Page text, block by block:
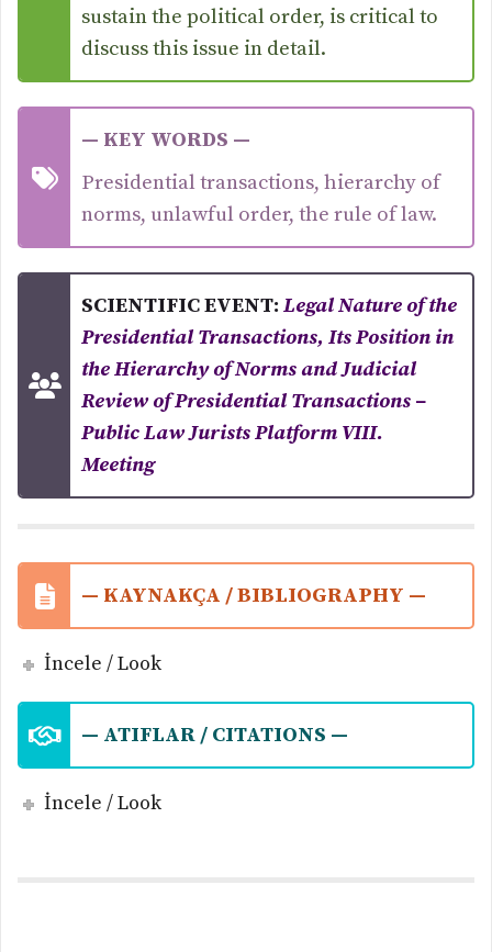
sustain the political order, is critical to
discuss this issue in detail.
— KEY WORDS —
Presidential transactions, hierarchy of
norms, unlawful order, the rule of law.
SCIENTIFIC EVENT:Legal Nature of the
Presidential Transactions, Its Position in
the Hierarchy of Norms and Judicial
Review of Presidential Transactions –
Public Law Jurists Platform VIII.
Meeting
— KAYNAKÇA / BIBLIOGRAPHY —
İncele / Look
— ATIFLAR / CITATIONS —
İncele / Look